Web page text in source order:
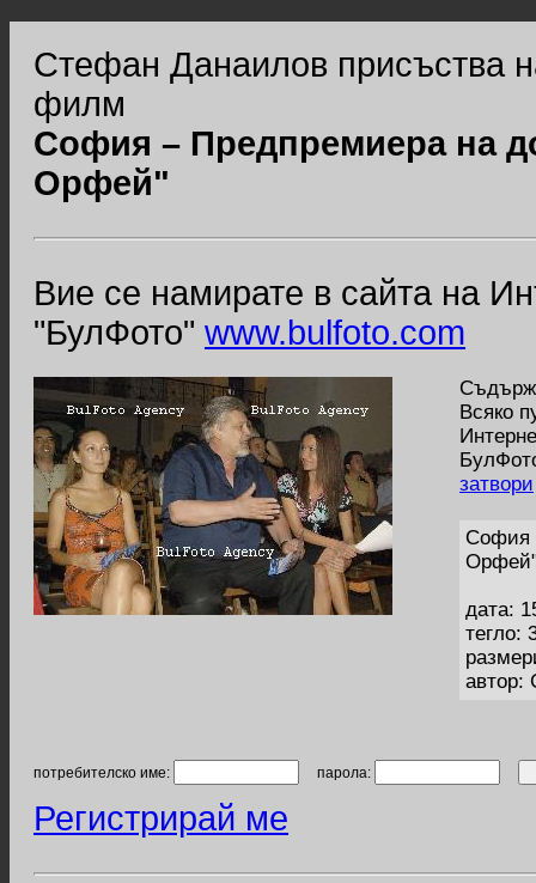
Стефан Данаилов присъства
филм
София – Предпремиера на
Орфей"
Вие се намирате в сайта на
"БулФото" www.bulfoto.com
Всяко
затвори
София
дата:
тегло:
автор:
потребителско име: парола:
Регистрирай ме